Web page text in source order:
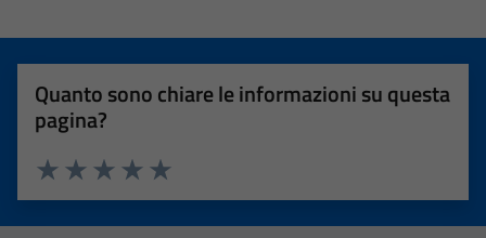
Quanto sono chiare le informazioni su questa
pagina?
Valuta 5 stelle su 5
Valuta 4 stelle su 5
Valuta 3 stelle su 5
Valuta 2 stelle su 5
Valuta 1 stelle su 5